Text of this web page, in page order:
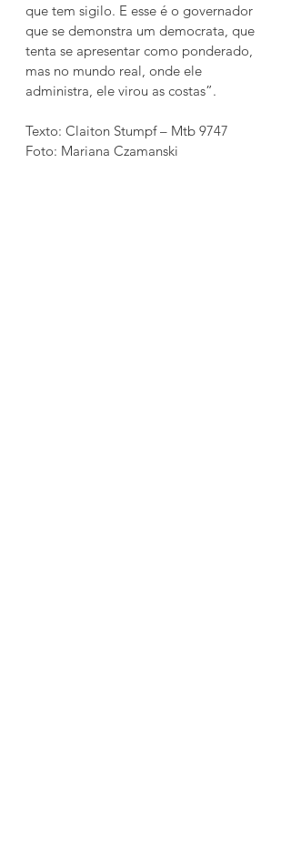
que tem sigilo. E esse é o governador
que se demonstra um democrata, que
tenta se apresentar como ponderado,
mas no mundo real, onde ele
administra, ele virou as costas”.
Texto: Claiton Stumpf – Mtb 9747
Foto: Mariana Czamanski